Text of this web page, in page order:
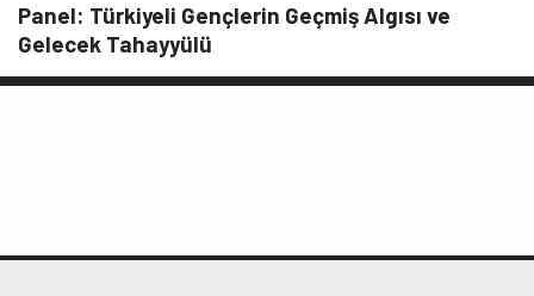
Panel: Türkiyeli Gençlerin Geçmiş Algısı ve
Gelecek Tahayyülü